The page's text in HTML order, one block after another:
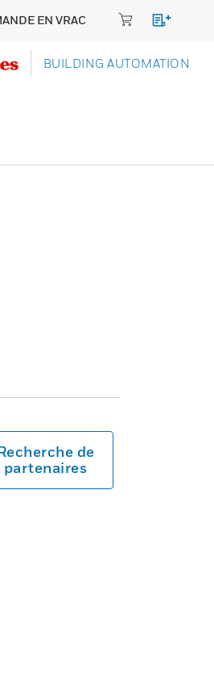
EN VRAC
BUILDING AUTOMATION
de
partenaires